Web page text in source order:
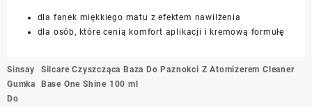
dla fanek miękkiego matu z efektem nawilżenia
dla osób, które cenią komfort aplikacji i kremową formułę
Nawigacja
wpisu
Sinsay
Gumka
Do
Silcare Czyszcząca Baza Do Paznokci Z Atomizerem Cleaner
Base One Shine 100 ml